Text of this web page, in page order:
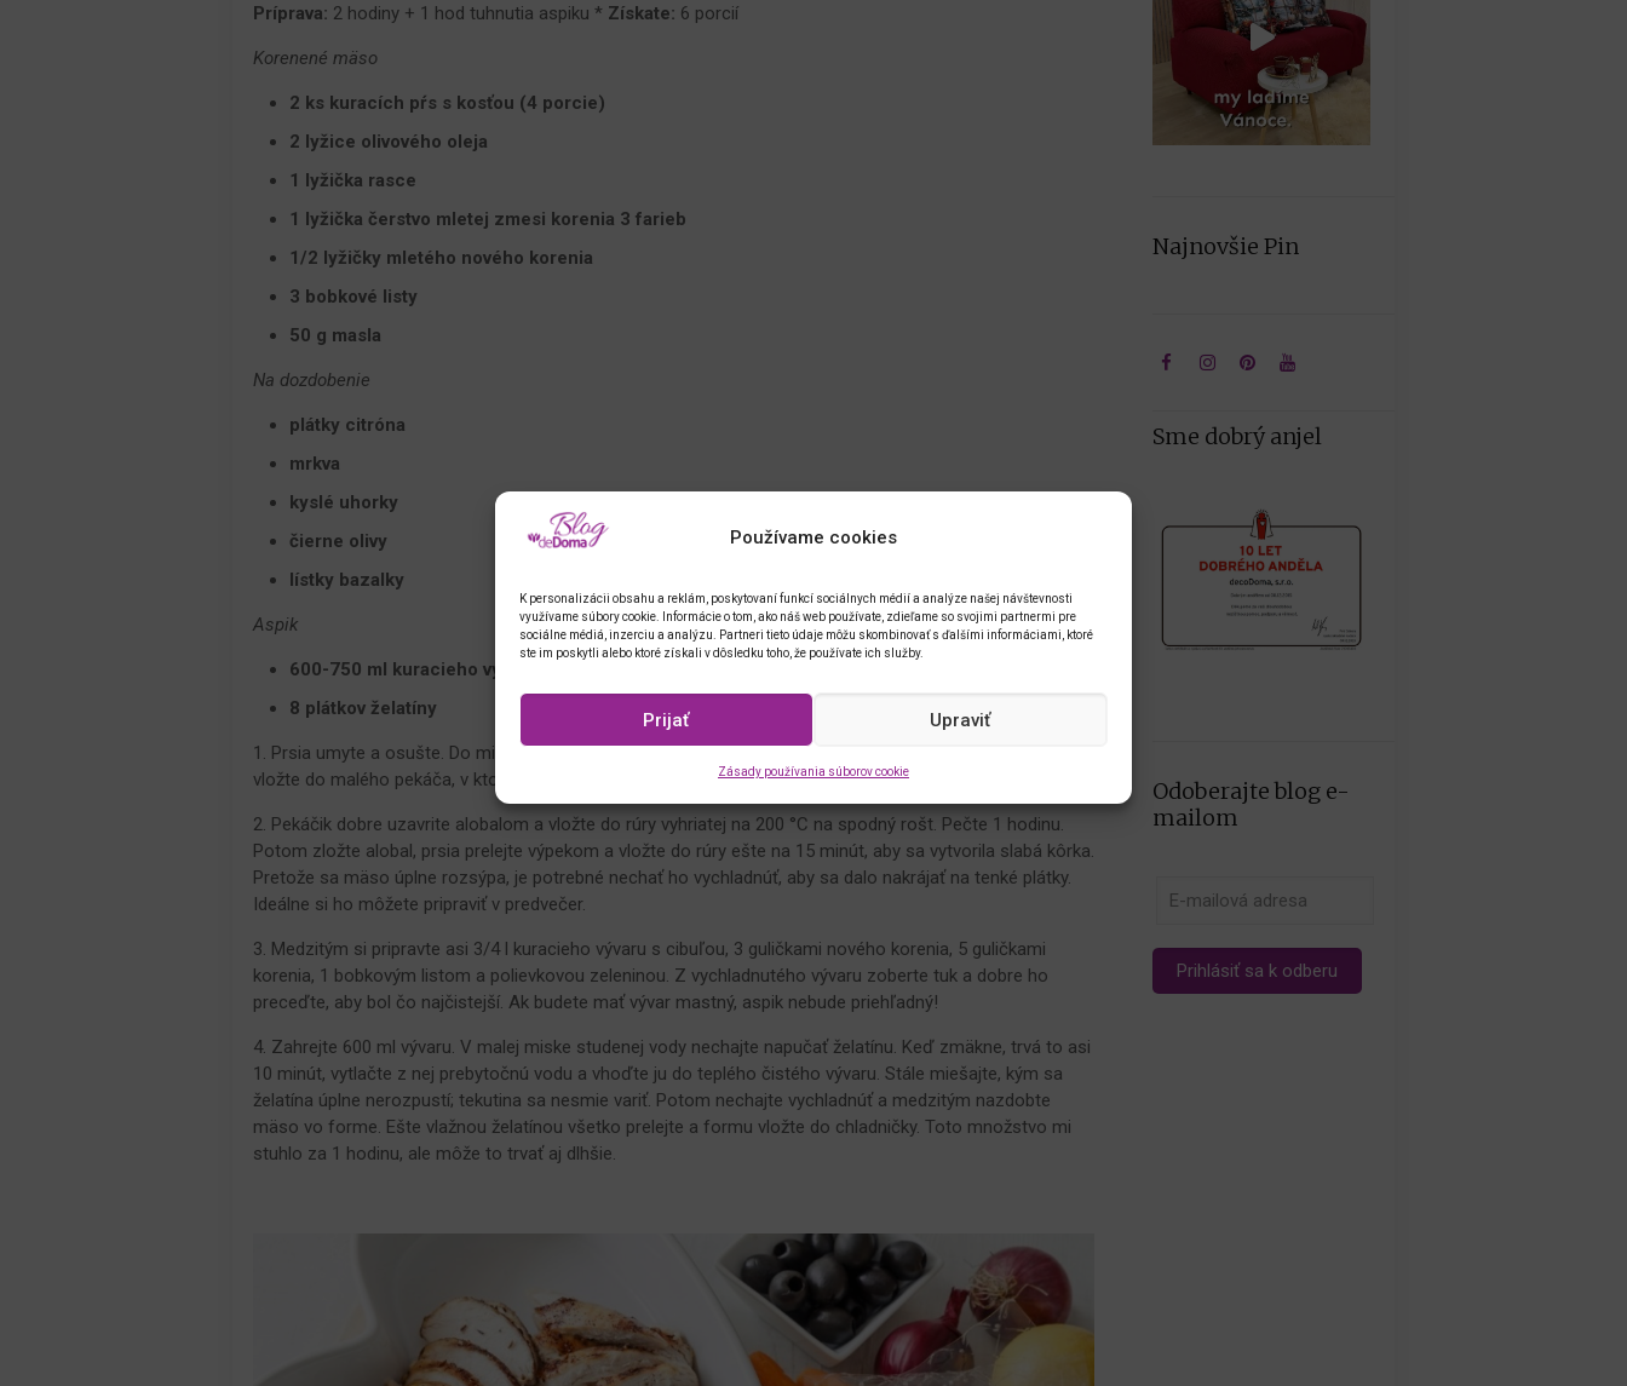
Používame cookies
K personalizácii obsahu a reklám, poskytovaní funkcí sociálnych médií a analýze našej návštevnosti
využívame súbory cookie. Informácie o tom, ako náš web používate, zdieľame so svojimi partnermi pre
sociálne médiá, inzerciu a analýzu. Partneri tieto údaje môžu skombinovať s ďalšími informáciami, ktoré
ste im poskytli alebo ktoré získali v dôsledku toho, že používate ich služby.
Prijať Upraviť
Zásady používania súborov cookie
Príprava: 2 hodiny + 1 hod tuhnutia aspiku * Získate: 6 porcií
Korenené mäso
2 ks kuracích pŕs s kosťou (4 porcie)
2 lyžice olivového oleja
1 lyžička rasce
1 lyžička čerstvo mletej zmesi korenia 3 farieb
1/2 lyžičky mletého nového korenia
3 bobkové listy
50 g masla
Na dozdobenie
plátky citróna
mrkva
kyslé uhorky
čierne olivy
lístky bazalky
Aspik
600-750 ml kuracieho vývaru
8 plátkov želatíny
1. Prsia umyte a osušte. Do misky dajte olej, pridajte sypké korenie a premiešajte. Zmesou potrite mäso a
vložte do malého pekáča, v ktorom je rozpustené maslo.
2. Pekáčik dobre uzavrite alobalom a vložte do rúry vyhriatej na 200 °C na spodný rošt. Pečte 1 hodinu.
Potom zložte alobal, prsia prelejte výpekom a vložte do rúry ešte na 15 minút, aby sa vytvorila slabá kôrka.
Pretože sa mäso úplne rozsýpa, je potrebné nechať ho vychladnúť, aby sa dalo nakrájať na tenké plátky.
Ideálne si ho môžete pripraviť v predvečer.
3. Medzitým si pripravte asi 3/4 l kuracieho vývaru s cibuľou, 3 guličkami nového korenia, 5 guličkami
korenia, 1 bobkovým listom a polievkovou zeleninou. Z vychladnutého vývaru zoberte tuk a dobre ho
preceďte, aby bol čo najčistejší. Ak budete mať vývar mastný, aspik nebude priehľadný!
4. Zahrejte 600 ml vývaru. V malej miske studenej vody nechajte napučať želatínu. Keď zmäkne, trvá to asi
10 minút, vytlačte z nej prebytočnú vodu a vhoďte ju do teplého čistého vývaru. Stále miešajte, kým sa
želatína úplne nerozpustí; tekutina sa nesmie variť. Potom nechajte vychladnúť a medzitým nazdobte
mäso vo forme. Ešte vlažnou želatínou všetko prelejte a formu vložte do chladničky. Toto množstvo mi
stuhlo za 1 hodinu, ale môže to trvať aj dlhšie.
Najnovšie Pin
Sme dobrý anjel
Odoberajte blog e-
mailom